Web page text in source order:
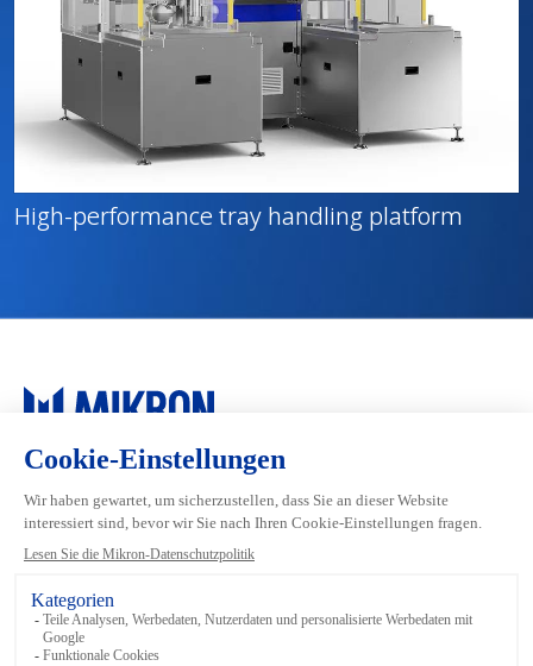
High-performance tray handling platform
Automation
Machining
Tool
Main navigation
Systeme
Inside Automation